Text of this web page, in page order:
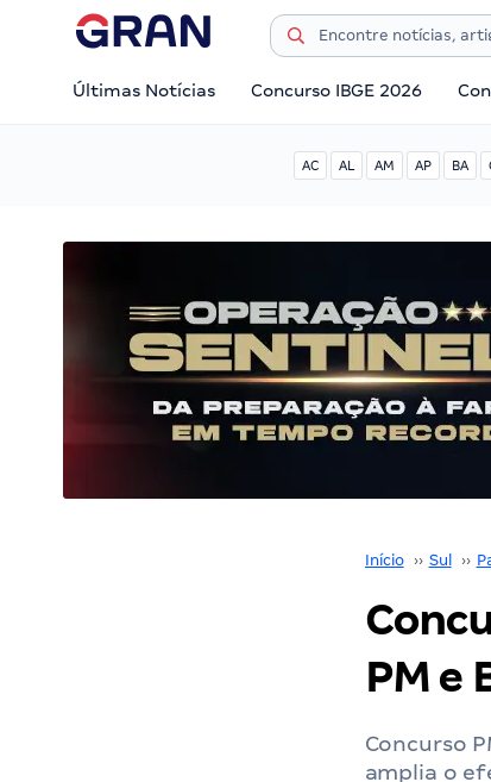
Últimas Notícias Concurso IBGE 2026
AC AL AM AP BA
Início ›› Sul ››
PM e
Concurso
amplia o